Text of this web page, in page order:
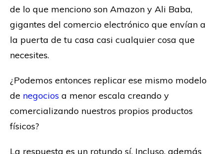
de lo que menciono son Amazon y Ali Baba,
gigantes del comercio electrónico que envían a
la puerta de tu casa casi cualquier cosa que
necesites.
¿Podemos entonces replicar ese mismo modelo
de negocios a menor escala creando y
comercializando nuestros propios productos
físicos?
La respuesta es un rotundo sí. Incluso, además